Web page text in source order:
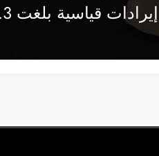
إيرادات قياسية بلغت 124.3…